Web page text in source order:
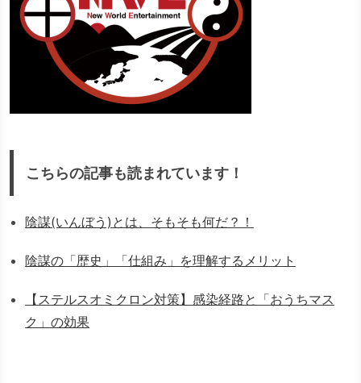
こちらの記事も読まれています！
陰謀(いんぼう)とは、そもそも何だ？！
陰謀の「歴史」「仕組み」を理解するメリット
【ステルスオミクロン対策】感染経路と「おうちマス
ク」の効果